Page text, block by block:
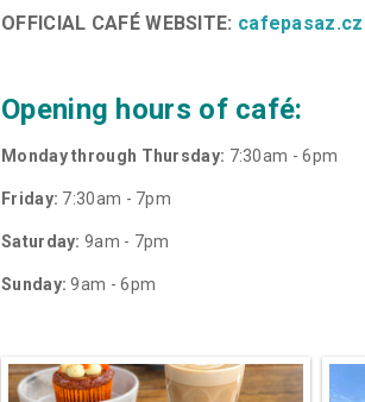
OFFICIAL CAFÉ WEBSITE: cafepasaz.cz
Opening hours of café:
Monday through Thursday: 7:30am - 6pm
Friday: 7:30am - 7pm
Saturday: 9am - 7pm
Sunday:9am - 6pm